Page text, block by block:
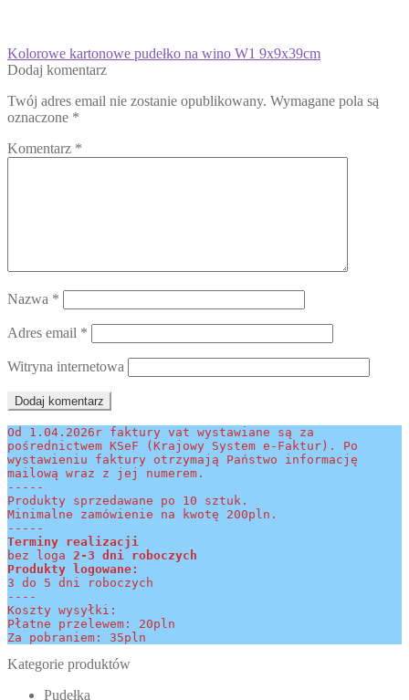
Nawigacja
wpisu
Poprzedni
wpis:
Kolorowe kartonowe pudełko na wino W1 9x9x39cm
Dodaj komentarz
Twój adres email nie zostanie opublikowany. Wymagane pola są
oznaczone *
Komentarz *
Nazwa *
Adres email *
Witryna internetowa
Od 1.04.2026r faktury vat wystawiane są za
pośrednictwem KSeF (Krajowy System e-Faktur). Po
wystawieniu faktury otrzymają Państwo informację
mailową wraz z jej numerem.
-----
Produkty sprzedawane po 10 sztuk.
Minimalne zamówienie na kwotę 200pln.
-----
Terminy realizacji
bez loga 2-3 dni roboczych
Produkty logowane:
3 do 5 dni roboczych
----
Koszty wysyłki:
Płatne przelewem: 20pln
Za pobraniem: 35pln
Kategorie produktów
Pudełka